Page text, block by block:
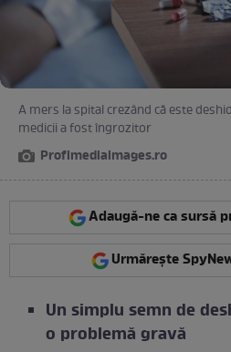
A mers la spital crezând că este
medicii a fost îngrozitor
Profimediaimages.ro
Adaugă-ne ca sursă
Urmărește
Un simplu semn de
o problemă gravă